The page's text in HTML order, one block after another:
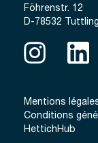
Föhrenstr. 12
D-78532
Mentions
Conditions
HettichHub